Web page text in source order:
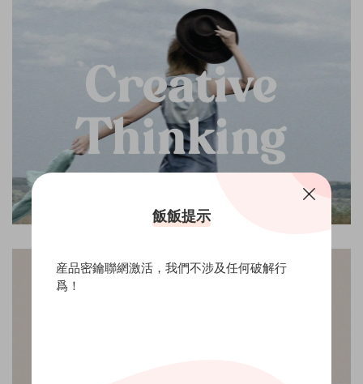
飯飯提示
産品密鑰聯網激活，我們不涉及任何破解行
爲！